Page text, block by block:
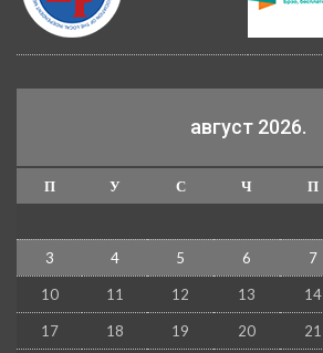
август 2026.
П У С Ч П
3 4 5 6 7
10 11 12 13 14
17 18 19 20 21